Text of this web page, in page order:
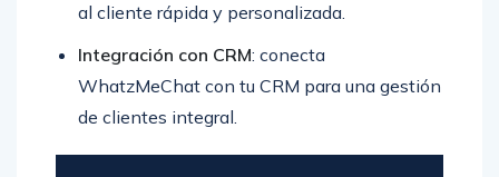
al cliente rápida y personalizada.
Integración con CRM: conecta
WhatzMeChat con tu CRM para una gestión
de clientes integral.